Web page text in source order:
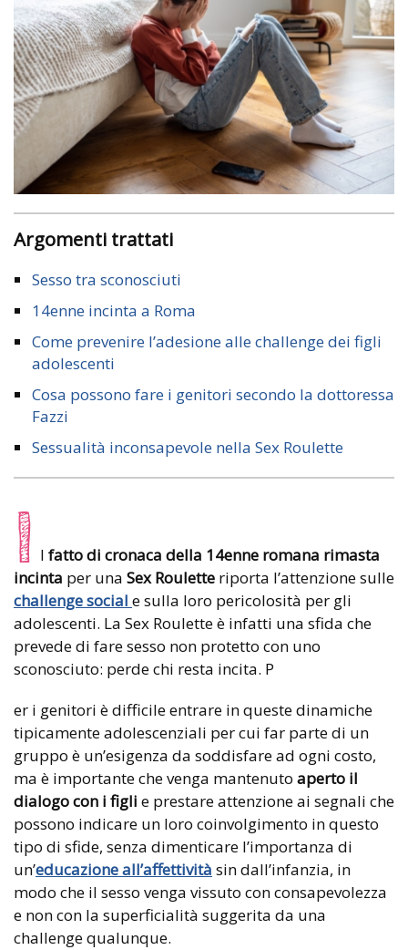
Argomenti trattati
Sesso tra sconosciuti
14enne incinta a Roma
Come prevenire l’adesione alle challenge dei figli
adolescenti
Cosa possono fare i genitori secondo la dottoressa
Fazzi
Sessualità inconsapevole nella Sex Roulette
I l fatto di cronaca della 14enne romana rimasta
incinta per una Sex Roulette riporta l’attenzione sulle
challenge social e sulla loro pericolosità per gli
adolescenti. La Sex Roulette è infatti una sfida che
prevede di fare sesso non protetto con uno
sconosciuto: perde chi resta incita. P
er i genitori è difficile entrare in queste dinamiche
tipicamente adolescenziali per cui far parte di un
gruppo è un’esigenza da soddisfare ad ogni costo,
ma è importante che venga mantenuto aperto il
dialogo con i figli e prestare attenzione ai segnali che
possono indicare un loro coinvolgimento in questo
tipo di sfide, senza dimenticare l’importanza di
un’educazione all’affettività sin dall’infanzia, in
modo che il sesso venga vissuto con consapevolezza
e non con la superficialità suggerita da una
challenge qualunque.